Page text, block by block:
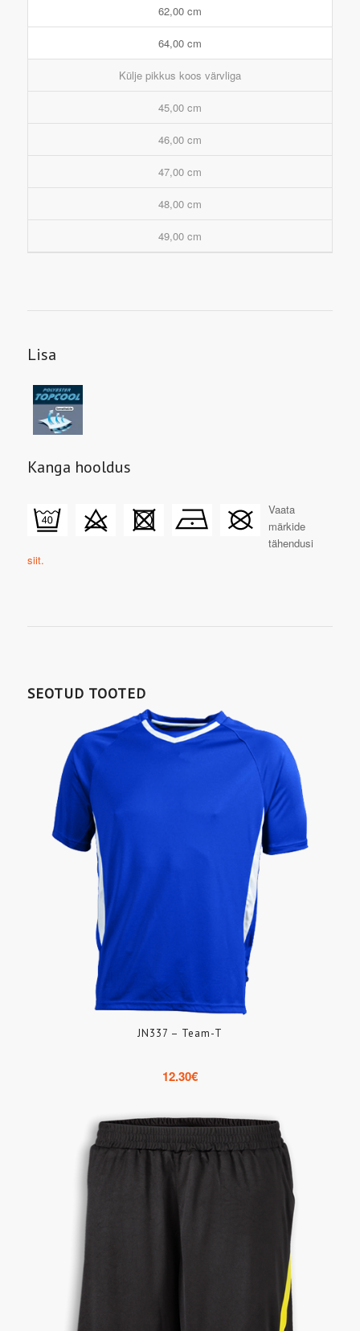
62,00 cm
64,00 cm
Külje pikkus koos värvliga
45,00 cm
46,00 cm
47,00 cm
48,00 cm
49,00 cm
Lisa
Kanga hooldus
Vaata
märkide
tähendusi
siit.
SEOTUD TOOTED
JN337 – Team-T
12.30€